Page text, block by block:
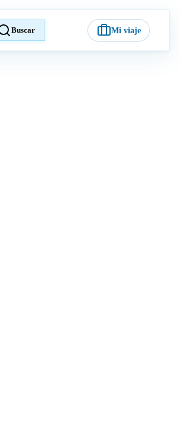
Buscar Mi viaje